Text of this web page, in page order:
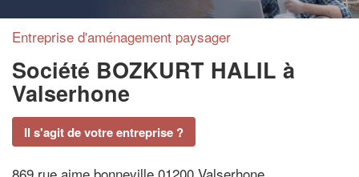
Entreprise d'aménagement paysager
Société BOZKURT HALIL à
Valserhone
Il s'agit de votre entreprise ?